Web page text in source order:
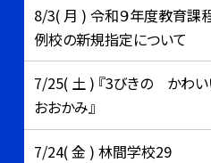
8/3( 月 ) 令和９年度教育課
例校の新規指定について
7/25( 土 ) 『3びきの かわ
おおかみ』
7/24( 金 ) 林間学校29